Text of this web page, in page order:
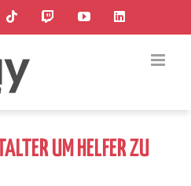
Tiktok TwitchYouTubeLinkedIn
UM HELFER ZU